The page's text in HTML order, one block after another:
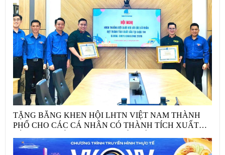
TẶNG BẰNG KHEN HỘI LHTN VIỆT NAM THÀNH
PHỐ CHO CÁC CÁ NHÂN CÓ THÀNH TÍCH XUẤT